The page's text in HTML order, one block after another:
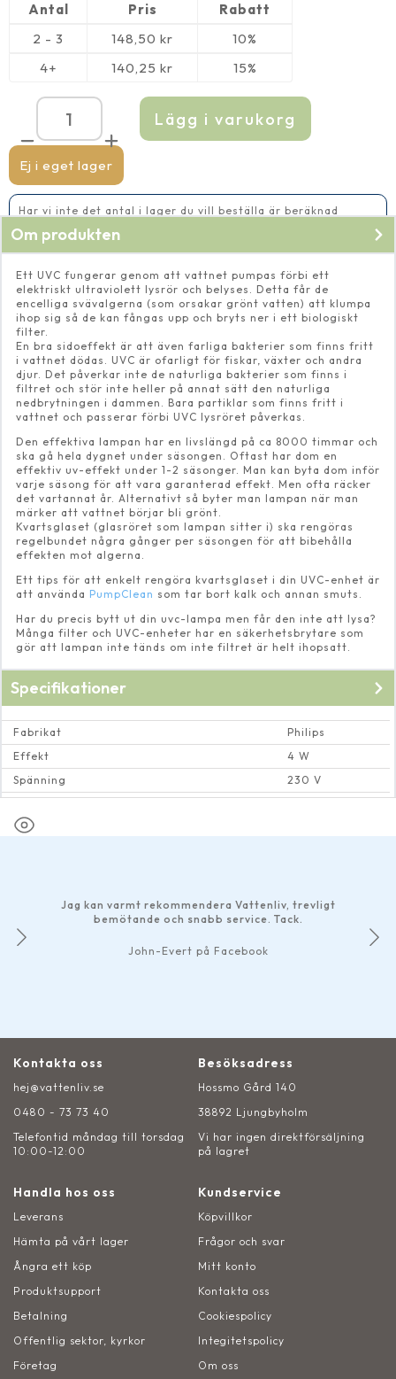
Antal Pris
Rabatt
2 - 3
148,50 kr
10%
4+
140,25 kr 15%
Ej i eget lager
Utbyteslysrör
4
W
mängd
Lägg i varukorg
Har vi inte det antal i lager du vill beställa är beräknad
Om produkten
Ett UVC fungerar genom att vattnet pumpas förbi ett
elektriskt ultraviolett lysrör och belyses. Detta får de
encelliga svävalgerna (som orsakar grönt vatten) att klumpa
ihop sig så de kan fångas upp och bryts ner i ett biologiskt
filter.
En bra sidoeffekt är att även farliga bakterier som finns fritt
i vattnet dödas. UVC är ofarligt för fiskar, växter och andra
djur. Det påverkar inte de naturliga bakterier som finns i
filtret och stör inte heller på annat sätt den naturliga
nedbrytningen i dammen. Bara partiklar som finns fritt i
vattnet och passerar förbi UVC lysröret påverkas.
Den effektiva lampan har en livslängd på ca 8000 timmar och
ska gå hela dygnet under säsongen. Oftast har dom en
effektiv uv-effekt under 1-2 säsonger. Man kan byta dom inför
varje säsong för att vara garanterad effekt. Men ofta räcker
det vartannat år. Alternativt så byter man lampan när man
märker att vattnet börjar bli grönt.
Kvartsglaset (glasröret som lampan sitter i) ska rengöras
regelbundet några gånger per säsongen för att bibehålla
effekten mot algerna.
Ett tips för att enkelt rengöra kvartsglaset i din UVC-enhet är
att använda PumpClean som tar bort kalk och annan smuts.
Har du precis bytt ut din uvc-lampa men får den inte att lysa?
Många filter och UVC-enheter har en säkerhetsbrytare som
gör att lampan inte tänds om inte filtret är helt ihopsatt.
Specifikationer
Fabrikat
Philips
Effekt
4 W
Spänning
230 V
Jag kan varmt rekommendera Vattenliv, trevligt
bemötande och snabb service. Tack.
John-Evert på Facebook
Kontakta oss
hej@vattenliv.se
0480 - 73 73 40
Telefontid måndag till torsdag
10:00-12:00
Besöksadress
Hossmo Gård 140
38892 Ljungbyholm
Vi har ingen direktförsäljning
på lagret
Handla hos oss
Leverans
Hämta på vårt lager
Ångra ett köp
Produktsupport
Betalning
Offentlig sektor, kyrkor
Företag
Kundservice
Köpvillkor
Frågor och svar
Mitt konto
Kontakta oss
Cookiespolicy
Integitetspolicy
Om oss